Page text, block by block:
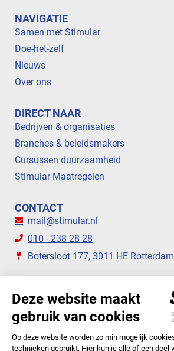
NAVIGATIE
Samen met Stimular
Doe-het-zelf
Nieuws
Over ons
DIRECT NAAR
Bedrijven & organisaties
Branches & beleidsmakers
Cursussen duurzaamheid
Stimular-Maatregelen
CONTACT
mail@stimular.nl
010 - 238 28 28
Botersloot 177, 3011 HE Rotterdam
STIMULAR NIEUWSBRIEVEN
ABONNEER NU